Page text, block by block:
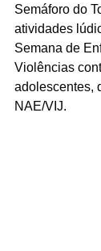
Semáforo do
atividades
Semana de
Violências
adolescentes,
NAE/VIJ.